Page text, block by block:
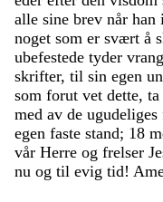
alle sine brev når han i
noget som er svært å
ubefestede tyder
skrifter, til sin egen
som forut vet dette, ta
med av de ugudeliges
egen faste stand; 18
vår Herre og frelser
nu og til evig tid!